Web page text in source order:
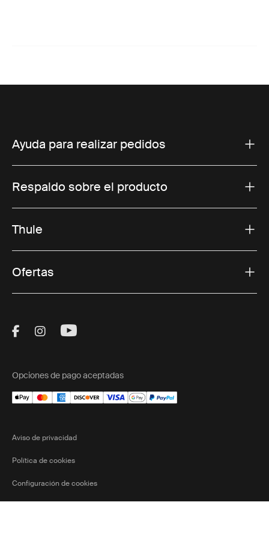
Ayuda para realizar pedidos
Respaldo sobre el producto
Thule
Ofertas
Visit Thule on Facebook (external link)
Visit Thule on Instagram (external link)
Visit Thule on Youtube (external
Opciones de pago aceptadas
Aviso de privacidad
Política de cookies
Configuración de cookies